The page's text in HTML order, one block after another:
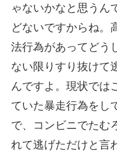
ゃないかなと思うん
どないですからね。
法行為があってどう
ない限りすり抜けて
んですよ。現状では
ていた暴走行為をし
で、コンビニでたむ
れて逃げただけと言